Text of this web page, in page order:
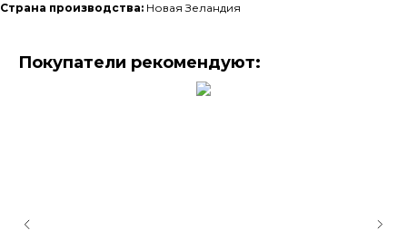
Страна производства: Новая Зеландия
Покупатели рекомендуют: